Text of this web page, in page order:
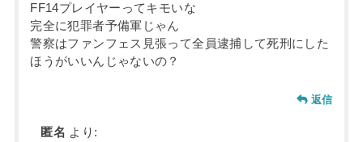
FF14プレイヤーってキモいな
完全に犯罪者予備軍じゃん
警察はファンフェス見張って全員逮捕して死刑にした
ほうがいいんじゃないの？
返信
匿名 より: